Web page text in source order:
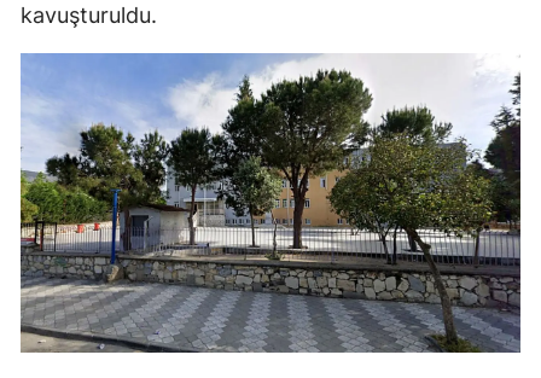
kavuşturuldu.